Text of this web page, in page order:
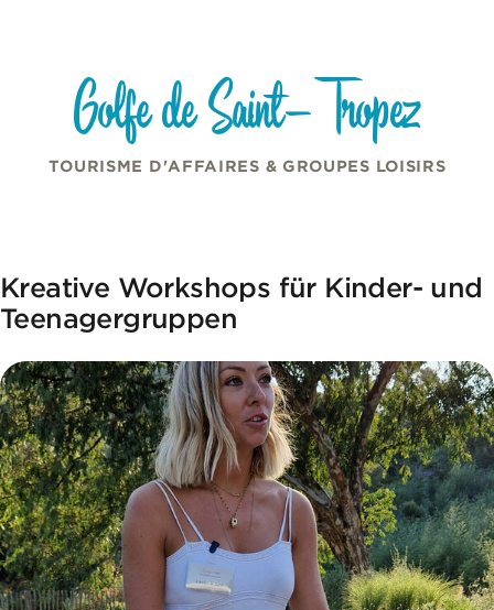
Golfe de Saint-Tropez
TOURISME D'AFFAIRES & GROUPES LOISIRS
Kreative Workshops für Kinder- und
Teenagergruppen